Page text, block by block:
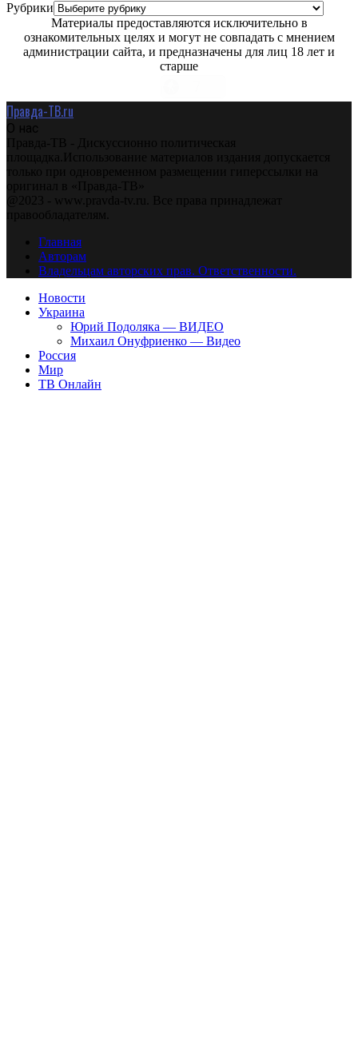
Рубрики
Материалы предоставляются исключительно в
ознакомительных целях и могут не совпадать с мнением
администрации сайта, и предназначены для лиц 18 лет и
старше
Правда-ТВ.ru
О нас
Правда-ТВ - Дискуссионно политическая
площадка.Использование материалов издания допускается
только при одновременном размещении гиперссылки на
оригинал в «Правда-ТВ»
@2023 - www.pravda-tv.ru. Все права принадлежат
правообладателям.
Главная
Авторам
Владельцам авторских прав. Ответственности.
Новости
Украина
Юрий Подоляка — ВИДЕО
Михаил Онуфриенко — Видео
Россия
Мир
ТВ Онлайн